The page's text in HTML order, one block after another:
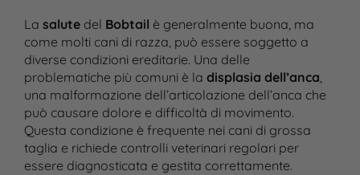
La salutedel Bobtail è generalmente buona, ma
come molti cani di razza, può essere soggetto a
diverse condizioni ereditarie. Una delle
problematiche più comuni è la displasia dell’anca,
una malformazione dell’articolazione dell’anca che
può causare dolore e difficoltà di movimento.
Questa condizione è frequente nei cani di grossa
taglia e richiede controlli veterinari regolari per
essere diagnosticata e gestita correttamente​.